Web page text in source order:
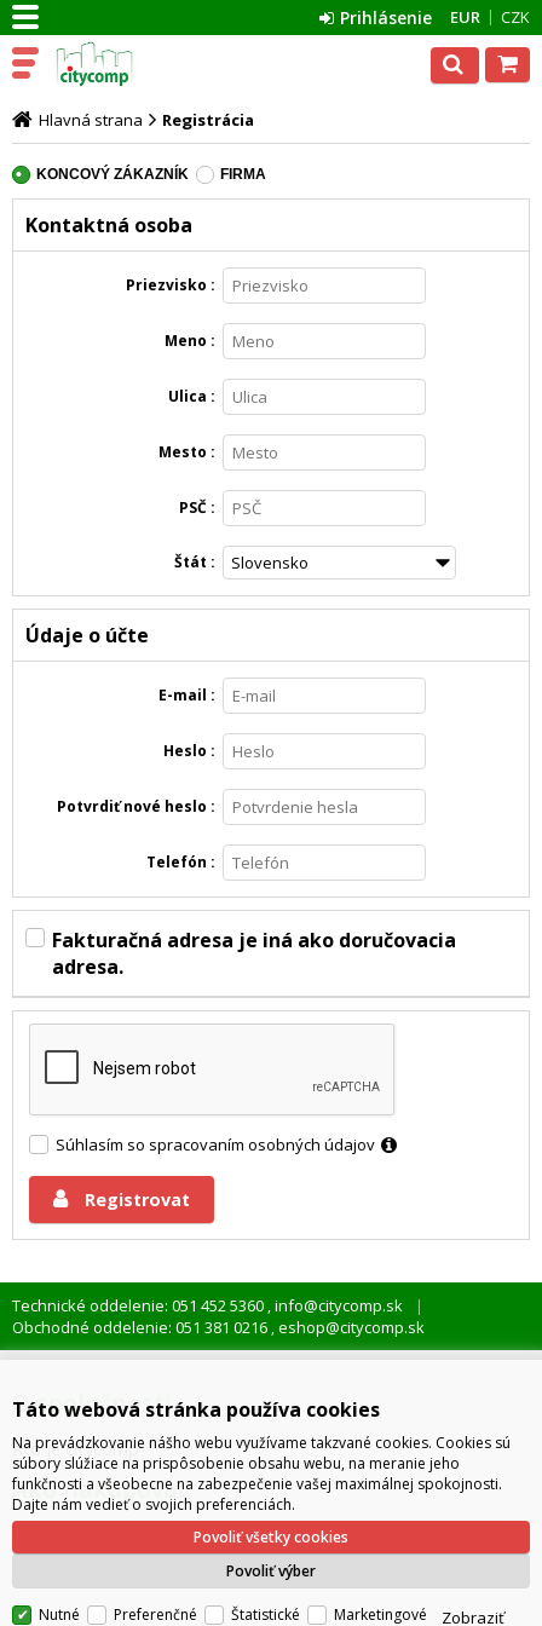
EUR CZK
Prihlásenie
Hlavná strana Registrácia
KONCOVÝ ZÁKAZNÍK FIRMA
Kontaktná osoba
Priezvisko
Meno
Ulica
Mesto
PSČ
Štát
Údaje o účte
E-mail
Heslo
Potvrdiť nové heslo
Telefón
Fakturačná adresa je iná ako doručovacia
adresa.
Súhlasím so spracovaním osobných údajov
Registrovat
Technické oddelenie: 051 452 5360 ,info@citycomp.sk
Obchodné oddelenie: 051 381 0216 ,eshop@citycomp.sk
O spoločnosti
Kto je citycomp
Ako nakupovať
Táto webová stránka používa cookies
Na prevádzkovanie nášho webu využívame takzvané cookies. Cookies sú
súbory slúžiace na prispôsobenie obsahu webu, na meranie jeho
funkčnosti a všeobecne na zabezpečenie vašej maximálnej spokojnosti.
Dajte nám vedieť o svojich preferenciách.
Povoliť výber
Povoliť všetky cookies
Nutné Preferenčné Štatistické Marketingové Zobraziť